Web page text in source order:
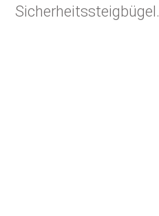
Sicherheitssteigbügel.